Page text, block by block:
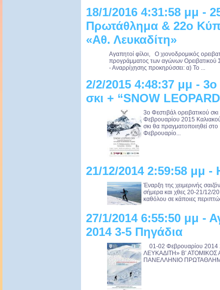
18/1/2016 4:31:58 μμ -
Πρωτάθλημα & 22ο
«Αθ. Λευκαδίτη»
Αγαπητοί φίλοι, Ο χιονοδρομικός
προγράμματος των αγώνων Ορειβατικού
- Αναρρίχησης προκηρύσσει: α) Το ...
2/2/2015 4:48:37 μμ - 3ο
σκι + “SNOW
3ο Φεστιβάλ ορειβατικού
Φεβρουαρίου 2015
σκι θα πραγματοποιηθεί
Φεβρουαρίο...
21/12/2014 2:59:58 μμ
Έναρξη της χειμερινής
σήμερα και χθες 20-21/12/
καθόλου σε κάποιες
27/1/2014 6:55:50 μμ -
2014 3-5 Πηγάδια
01-02 Φεβρουαρίου
ΛΕΥΚΑΔΙΤΗ» Β’
ΠΑΝΕΛΛΗΝΙΟ